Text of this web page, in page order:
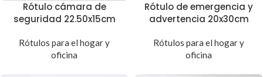
Rótulo cámara de
seguridad 22.50x15cm
Rótulos para el hogar y
oficina
Rótulo de emergencia y
advertencia 20x30cm
Rótulos para el hogar y
oficina